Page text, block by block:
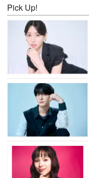
Pick Up!